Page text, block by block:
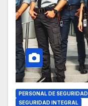
PERSONAL DE SEGURIDAD
SEGURIDAD INTEGRAL